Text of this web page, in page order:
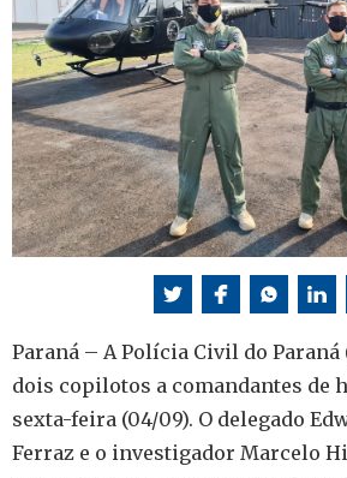
Paraná – A Polícia Civil do Paraná
dois copilotos a comandantes de
sexta-feira (04/09). O delegado
Ferraz e o investigador Marcelo